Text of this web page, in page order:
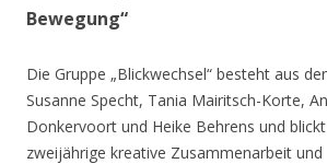
Bewegung“
Die Gruppe „Blickwechsel“ besteht aus
Susanne Specht, Tania Mairitsch-Korte,
Donkervoort und Heike Behrens und
zweijährige kreative Zusammenarbeit und